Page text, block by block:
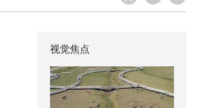
视觉焦点